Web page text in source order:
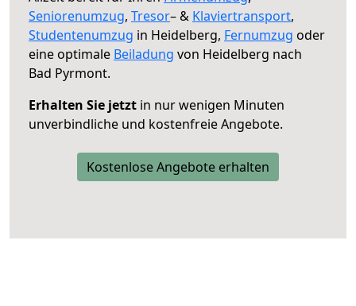
Seniorenumzug, Tresor– & Klaviertransport,
Studentenumzug in Heidelberg, Fernumzug oder
eine optimale Beiladung von Heidelberg nach
Bad Pyrmont.
Erhalten Sie jetzt in nur wenigen Minuten
unverbindliche und kostenfreie Angebote.
Kostenlose Angebote erhalten